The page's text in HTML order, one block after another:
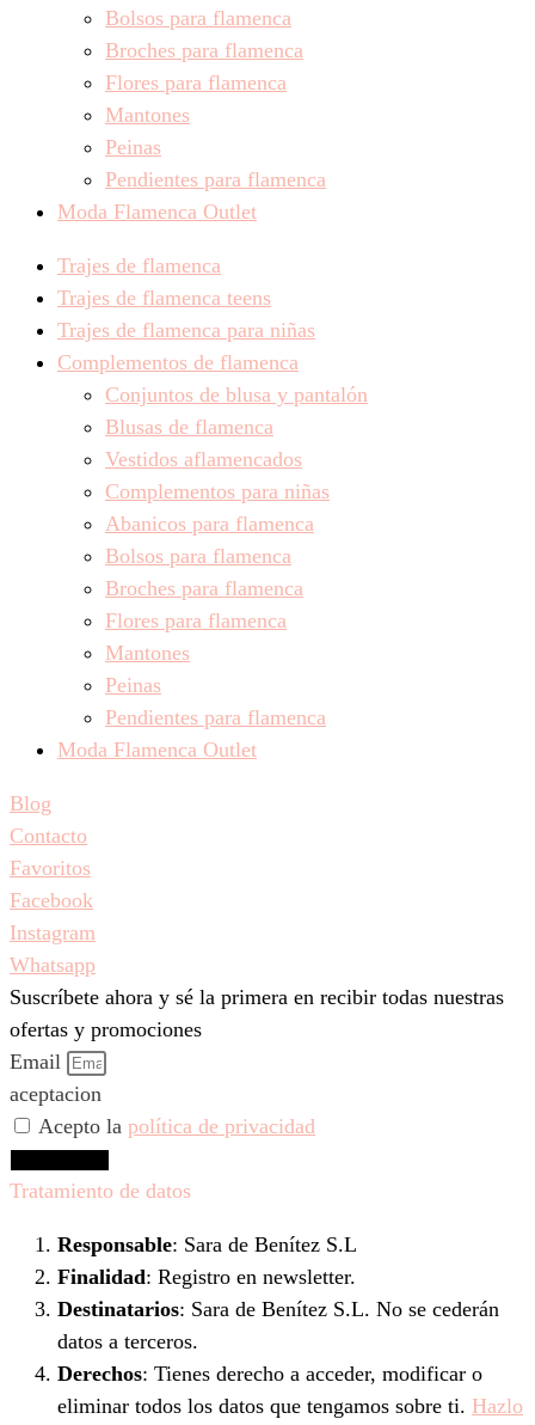
Bolsos para flamenca
Broches para flamenca
Flores para flamenca
Mantones
Peinas
Pendientes para flamenca
Moda Flamenca Outlet
Trajes de flamenca
Trajes de flamenca teens
Trajes de flamenca para niñas
Complementos de flamenca
Conjuntos de blusa y pantalón
Blusas de flamenca
Vestidos aflamencados
Complementos para niñas
Abanicos para flamenca
Bolsos para flamenca
Broches para flamenca
Flores para flamenca
Mantones
Peinas
Pendientes para flamenca
Moda Flamenca Outlet
Blog
Contacto
Favoritos
Facebook
Instagram
Whatsapp
Suscríbete ahora y sé la primera en recibir todas nuestras
ofertas y promociones
Email
aceptacion
Acepto la política de privacidad
Tratamiento de datos
Responsable: Sara de Benítez S.L
Finalidad: Registro en newsletter.
Destinatarios: Sara de Benítez S.L. No se cederán
datos a terceros.
Derechos: Tienes derecho a acceder, modificar o
eliminar todos los datos que tengamos sobre ti. Hazlo